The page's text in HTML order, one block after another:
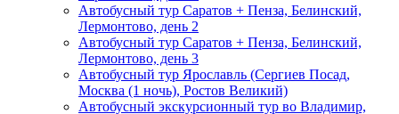
Автобусный тур Саратов + Пенза, Белинский,
Лермонтово, день 2
Автобусный тур Саратов + Пенза, Белинский,
Лермонтово, день 3
Автобусный тур Ярославль (Сергиев Посад,
Москва (1 ночь), Ростов Великий)
Автобусный экскурсионный тур во Владимир,